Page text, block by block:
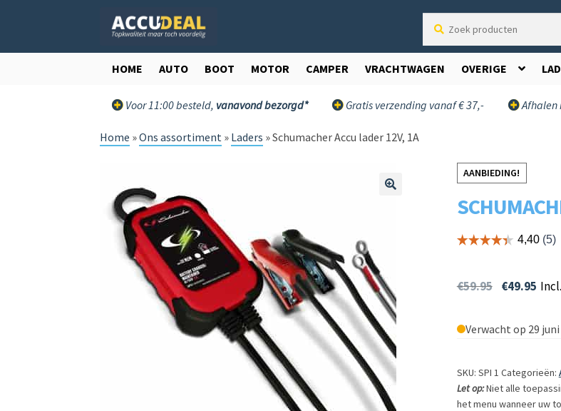
door
direct
producten
HOME AUTO BOOT MOTOR CAMPER VRACHTWAGEN OVERIGE
Voor 11:00 besteld, vanavond bezorgd* Gratis verzending vanaf € 37,- Afhalen
Home »Ons assortiment » Laders »Schumacher Accu lader 12V, 1A
AANBIEDING!
€59.95 €49.95
Verwacht op 29 juni
SKU: SPI 1 Categorieën:
Let op:Niet alle
het menu wanneer uw